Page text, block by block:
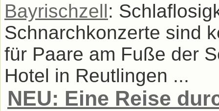
Bayrischzell:
Schnarchkonzerte sind
für Paare am Fuße der
Hotel in Reutlingen ...
NEU: Eine Reise